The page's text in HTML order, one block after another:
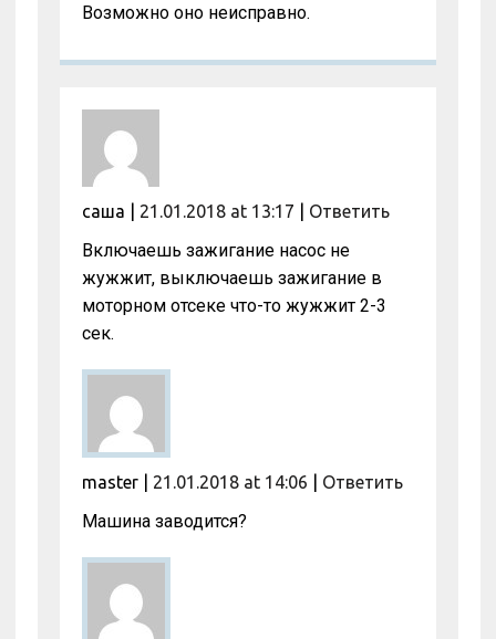
Возможно оно неисправно.
саша 21.01.2018 at 13:17 Ответить
Включаешь зажигание насос не
жужжит, выключаешь зажигание в
моторном отсеке что-то жужжит 2-3
сек.
master| 21.01.2018 at 14:06 Ответить
Машина заводится?